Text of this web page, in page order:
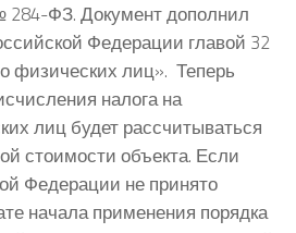
284-ФЗ. Документ дополнил
Федерации главой 32
физических лиц». Теперь
налога на
лиц будет рассчитываться
стоимости объекта. Если
Федерации не принято
начала применения порядка